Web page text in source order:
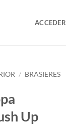
ACCEDER
/ BRASIERES
Up